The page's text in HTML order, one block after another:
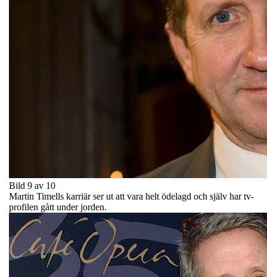
Bild 9 av 10
Martin Timells karriär ser ut att vara helt ödelagd och själv har tv-
profilen gått under jorden.